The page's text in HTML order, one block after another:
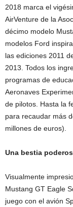
2018 marca el
AirVenture de la
décimo modelo
modelos Ford
las ediciones 2011
2013. Todos los
programas de
Aeronaves
de pilotos. Hasta la
para recaudar más
millones de euros).
Una bestia
Visualmente
Mustang GT Eagle
juego con el avión